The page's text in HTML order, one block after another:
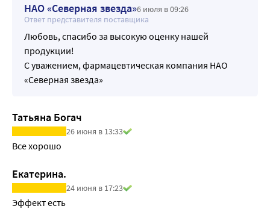
НАО «Северная звезда»6 июля в 09:26
Ответ представителя поставщика
Любовь, спасибо за высокую оценку нашей
продукции!
С уважением, фармацевтическая компания НАО
«Северная звезда»
Татьяна Богач
26 июня в 13:33
Все хорошо
Екатерина.
24 июня в 17:23
Эффект есть